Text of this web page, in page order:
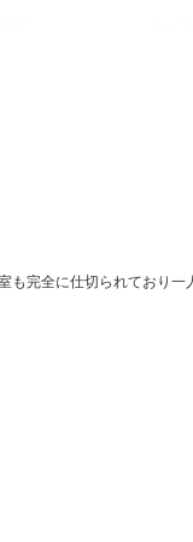
完全に仕切られており